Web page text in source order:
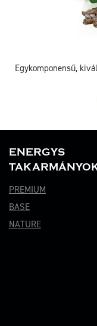
Egykomponensű,
ENERGYS
PREMIUM
BASE
NATURE